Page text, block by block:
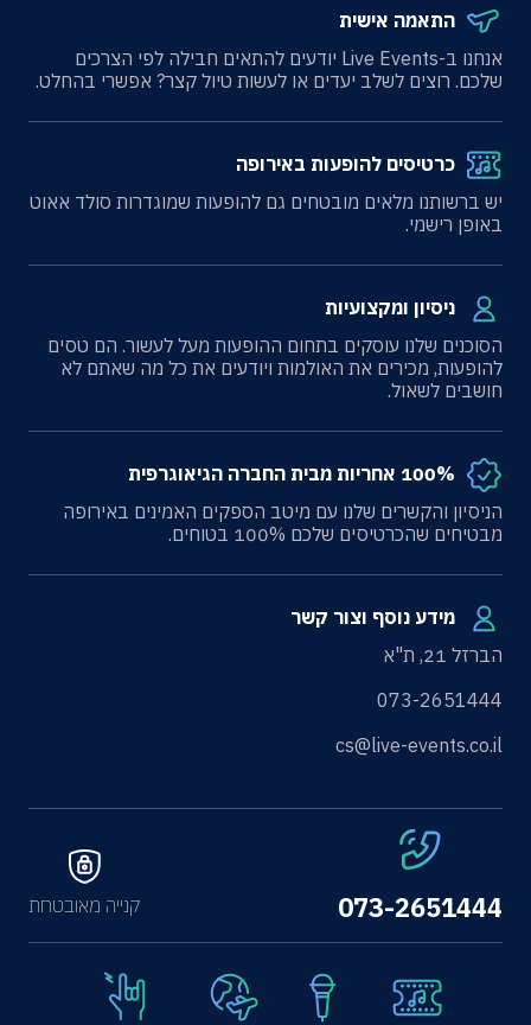
התאמה אישית
אנחנו ב-Live Events יודעים להתאים חבילה לפי הצרכים
שלכם. רוצים לשלב יעדים או לעשות טיול קצר? אפשרי בהחלט.
כרטיסים להופעות באירופה
יש ברשותנו מלאים מובטחים גם להופעות שמוגדרות סולד אאוט
באופן רישמי.
ניסיון ומקצועיות
הסוכנים שלנו עוסקים בתחום ההופעות מעל לעשור. הם טסים
להופעות, מכירים את האולמות ויודעים את כל מה שאתם לא
חושבים לשאול.
100% אחריות מבית החברה הגיאוגרפית
הניסיון והקשרים שלנו עם מיטב הספקים האמינים באירופה
מבטיחים שהכרטיסים שלכם 100% בטוחים.
מידע נוסף וצור קשר
הברזל 21, ת"א
073-2651444
cs@live-events.co.il
073-2651444 קנייה מאובטחת